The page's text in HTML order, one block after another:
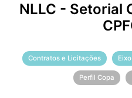
NLLC - Setorial
Contratos e Licitações
Perfil Copa